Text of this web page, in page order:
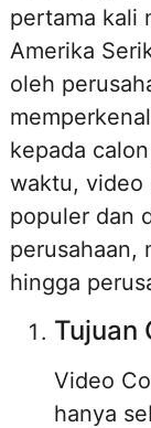
pertama kali
Amerika
oleh
kepada
waktu, video
populer dan
perusahaan,
hingga
Tujuan
Video
hanya